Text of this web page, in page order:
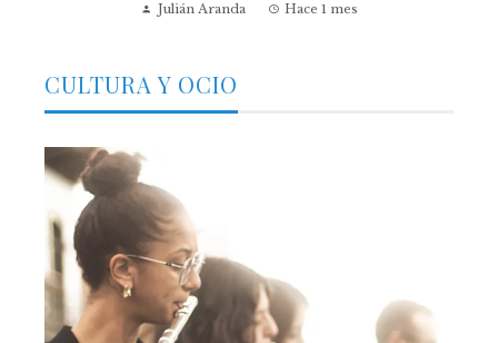
Julián Aranda Hace 1 mes
CULTURA Y OCIO